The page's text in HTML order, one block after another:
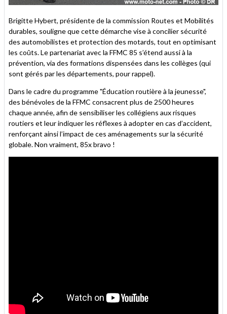
Brigitte Hybert, présidente de la commission Routes et Mobilités
durables, souligne que cette démarche vise à concilier sécurité
des automobilistes et protection des motards, tout en optimisant
les coûts. Le partenariat avec la FFMC 85 s’étend aussi à la
prévention, via des formations dispensées dans les collèges (qui
sont gérés par les départements, pour rappel).
Dans le cadre du programme "Éducation routière à la jeunesse",
des bénévoles de la FFMC consacrent plus de 2500 heures
chaque année, afin de sensibiliser les collégiens aux risques
routiers et leur indiquer les réflexes à adopter en cas d’accident,
renforçant ainsi l’impact de ces aménagements sur la sécurité
globale. Non vraiment, 85x bravo !